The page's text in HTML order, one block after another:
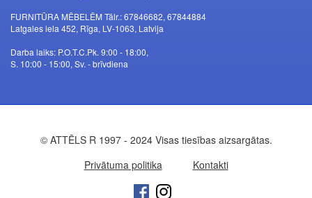
FURNITŪRA MĒBELĒM Tālr.: 67846682, 67844884
Latgales iela 452, Rīga, LV-1063, Latvija
Darba laiks: P.O.T.C.Pk. 9:00 - 18:00,
S. 10:00 - 15:00, Sv. - brīvdiena
© ATTĒLS R 1997 - 2024 Visas tiesības aizsargātas.
Privātuma politika
Kontakti